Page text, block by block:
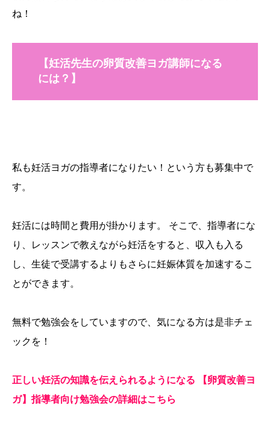
ね！
【妊活先生の卵質改善ヨガ講師になる
には？】
私も妊活ヨガの指導者になりたい！という方も募集中で
す。
妊活には時間と費用が掛かります。 そこで、指導者にな
り、レッスンで教えながら妊活をすると、収入も入る
し、生徒で受講するよりもさらに妊娠体質を加速するこ
とができます。
無料で勉強会をしていますので、気になる方は是非チェ
ックを！
正しい妊活の知識を伝えられるようになる 【卵質改善ヨ
ガ】指導者向け勉強会の詳細はこちら